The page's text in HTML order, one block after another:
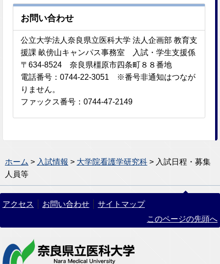
お問い合わせ
公立大学法人奈良県立医科大学 法人企画部 教育支
援課 畝傍山キャンパス事務室 入試・学生支援係
〒634-8524 奈良県橿原市四条町８８番地
電話番号：0744-22-3051 ※番号非通知はつなが
りません。
ファックス番号：0744-47-2149
ホーム > 入試情報 > 大学院看護学研究科 > 入試日程・募集
人員等
アクセス お問い合わせ
サイトマップ
このページの先頭へ